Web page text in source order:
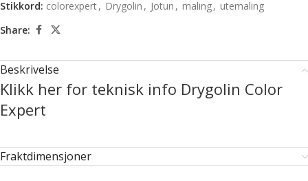
Stikkord: colorexpert, Drygolin , Jotun , maling, utemaling
Share:
Beskrivelse
Klikk her for teknisk info Drygolin Color
Expert
Fraktdimensjoner